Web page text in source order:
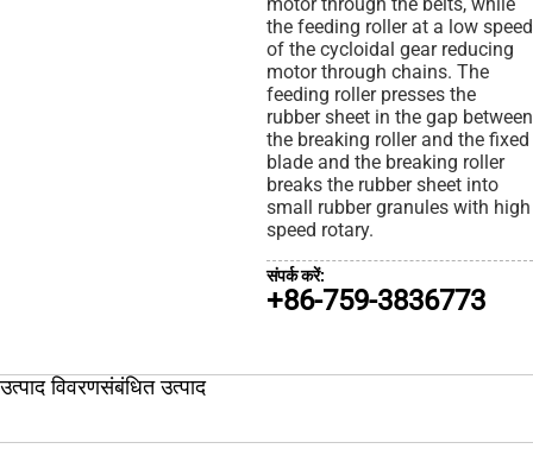
motor through the belts, while
the feeding roller at a low speed
of the cycloidal gear reducing
motor through chains. The
feeding roller presses the
rubber sheet in the gap between
the breaking roller and the fixed
blade and the breaking roller
breaks the rubber sheet into
small rubber granules with high
speed rotary.
संपर्क करें:
+86-759-3836773
उत्पाद विवरणसंबंधित उत्पाद